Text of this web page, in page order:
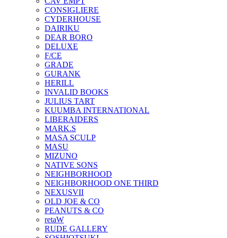
CONSIGLIERE
CYDERHOUSE
DAIRIKU
DEAR BORO
DELUXE
F/CE
GRADE
GURANK
HERILL
INVALID BOOKS
JULIUS TART
KUUMBA INTERNATIONAL
LIBERAIDERS
MARK.S
MASA SCULP
MASU
MIZUNO
NATIVE SONS
NEIGHBORHOOD
NEIGHBORHOOD ONE THIRD
NEXUSVII
OLD JOE & CO
PEANUTS & CO
retaW
RUDE GALLERY